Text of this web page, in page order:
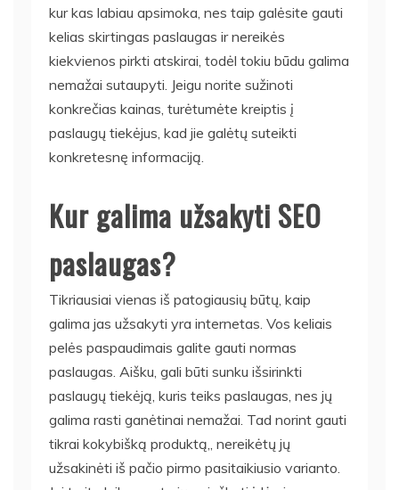
kur kas labiau apsimoka, nes taip galėsite gauti
kelias skirtingas paslaugas ir nereikės
kiekvienos pirkti atskirai, todėl tokiu būdu galima
nemažai sutaupyti. Jeigu norite sužinoti
konkrečias kainas, turėtumėte kreiptis į
paslaugų tiekėjus, kad jie galėtų suteikti
konkretesnę informaciją.
Kur galima užsakyti SEO
paslaugas?
Tikriausiai vienas iš patogiausių būtų, kaip
galima jas užsakyti yra internetas. Vos keliais
pelės paspaudimais galite gauti normas
paslaugas. Aišku, gali būti sunku išsirinkti
paslaugų tiekėją, kuris teiks paslaugas, nes jų
galima rasti ganėtinai nemažai. Tad norint gauti
tikrai kokybišką produktą,, nereikėtų jų
užsakinėti iš pačio pirmo pasitaikiusio varianto.